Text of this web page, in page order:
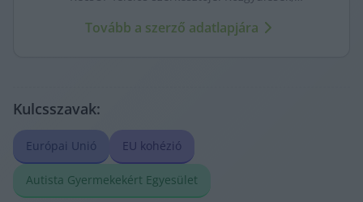
arca és a háttérben élők történetei egyszerre jelennek
Tovább a szerző adatlapjára
Kulcsszavak:
Európai Unió EU kohézió
Autista Gyermekekért Egyesület